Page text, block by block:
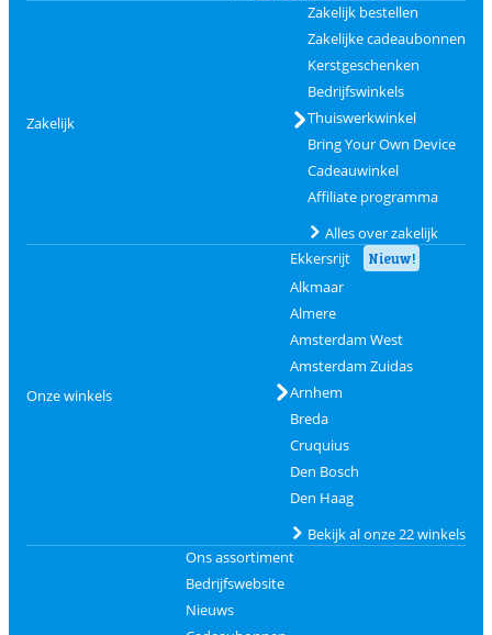
Zakelijk
Zakelijk bestellen
Zakelijke cadeaubonnen
Kerstgeschenken
Bedrijfswinkels
Thuiswerkwinkel
Bring Your Own Device
Cadeauwinkel
Affiliate programma
Alles over zakelijk
Onze winkels
Ekkersrijt Nieuw!
Alkmaar
Almere
Amsterdam West
Amsterdam Zuidas
Arnhem
Breda
Cruquius
Den Bosch
Den Haag
Bekijk al onze 22 winkels
Ons assortiment
Bedrijfswebsite
Nieuws